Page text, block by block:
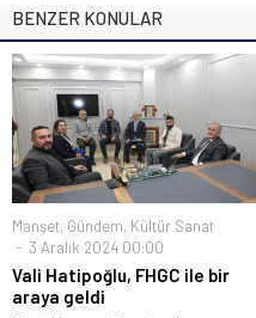
BENZER KONULAR
Manşet, Gündem, Kültür Sanat
3 Aralık 2024 00:00
Vali Hatipoğlu, FHGC ile bir
araya geldi